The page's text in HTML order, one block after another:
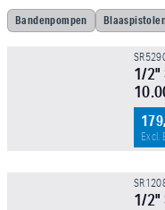
Bandenpompen
1/2"
Excl.
1/2"